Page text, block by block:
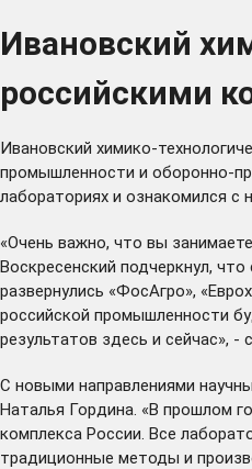
Ивановский
российскими
Ивановский химико-
промышленности и оборонно-
лабораториях и ознакомился с
«Очень важно, что вы
Воскресенский подчеркнул,
развернулись «ФосАгро»,
российской промышленности
результатов здесь и сейчас», -
С новыми направлениями
Наталья Гордина. «В прошлом
комплекса России. Все
традиционные методы и